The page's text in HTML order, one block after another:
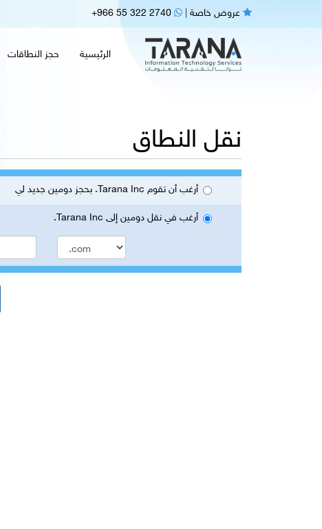
+966 55 322 2740
الرئيسية حجز النطاقات
نقل النطاق
أرغب أن تقوم Tarana Inc. بحجز دومين جديد لي
أرغب في نقل دومين إلى Tarana Inc.